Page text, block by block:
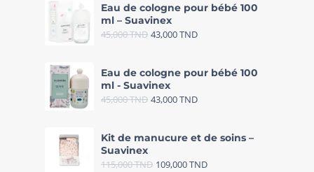
Eau de cologne pour bébé 100
ml – Suavinex
45,000TND 43,000TND
Eau de cologne pour bébé 100
ml - Suavinex
45,000TND 43,000TND
Kit de manucure et de soins –
Suavinex
115,000TND 109,000TND